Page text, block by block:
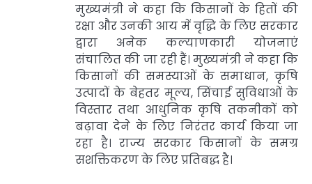
मुख्यमंत्री ने कहा कि किसानों के हितों की
रक्षा और उनकी आय में वृद्धि के लिए सरकार
द्वारा अनेक कल्याणकारी योजनाएं
संचालित की जा रही हैं। मुख्यमंत्री ने कहा कि
किसानों की समस्याओं के समाधान, कृषि
उत्पादों के बेहतर मूल्य, सिंचाई सुविधाओं के
विस्तार तथा आधुनिक कृषि तकनीकों को
बढ़ावा देने के लिए निरंतर कार्य किया जा
रहा है। राज्य सरकार किसानों के समग्र
सशक्तिकरण के लिए प्रतिबद्ध है।